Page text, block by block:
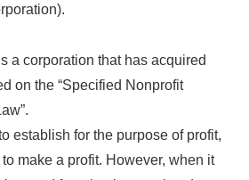
a corporation that has acquired
on the “Specified Nonprofit
establish for the purpose of profit,
make a profit. However, when it